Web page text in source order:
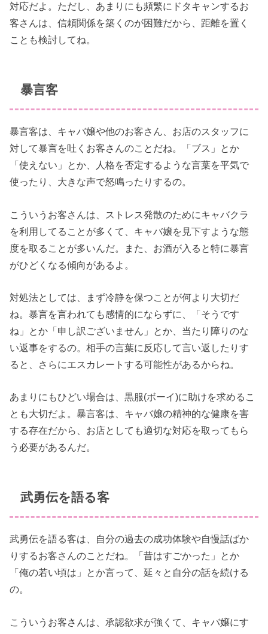
対応だよ。ただし、あまりにも頻繁にドタキャンするお
客さんは、信頼関係を築くのが困難だから、距離を置く
ことも検討してね。
暴言客
暴言客は、キャバ嬢や他のお客さん、お店のスタッフに
対して暴言を吐くお客さんのことだね。「ブス」とか
「使えない」とか、人格を否定するような言葉を平気で
使ったり、大きな声で怒鳴ったりするの。
こういうお客さんは、ストレス発散のためにキャバクラ
を利用してることが多くて、キャバ嬢を見下すような態
度を取ることが多いんだ。また、お酒が入ると特に暴言
がひどくなる傾向があるよ。
対処法としては、まず冷静を保つことが何より大切だ
ね。暴言を言われても感情的にならずに、「そうです
ね」とか「申し訳ございません」とか、当たり障りのな
い返事をするの。相手の言葉に反応して言い返したりす
ると、さらにエスカレートする可能性があるからね。
あまりにもひどい場合は、黒服(ボーイ)に助けを求めるこ
とも大切だよ。暴言客は、キャバ嬢の精神的な健康を害
する存在だから、お店としても適切な対応を取ってもら
う必要があるんだ。
武勇伝を語る客
武勇伝を語る客は、自分の過去の成功体験や自慢話ばか
りするお客さんのことだね。「昔はすごかった」とか
「俺の若い頃は」とか言って、延々と自分の話を続ける
の。
こういうお客さんは、承認欲求が強くて、キャバ嬢にす